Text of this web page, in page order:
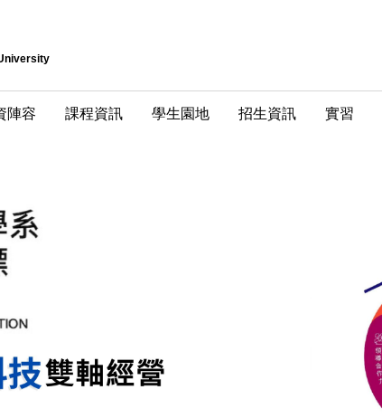
陣容 課程資訊 學生園地 招生資訊 實習